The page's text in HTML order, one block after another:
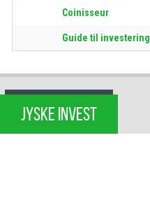
Coinisseur
Guide til investering
JYSKE INVEST